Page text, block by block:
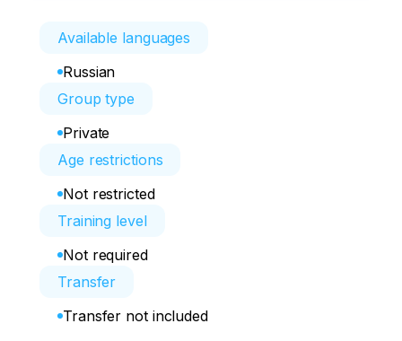
Available languages
Russian
Group type
Private
Age restrictions
Not restricted
Training level
Not required
Transfer
Transfer not included